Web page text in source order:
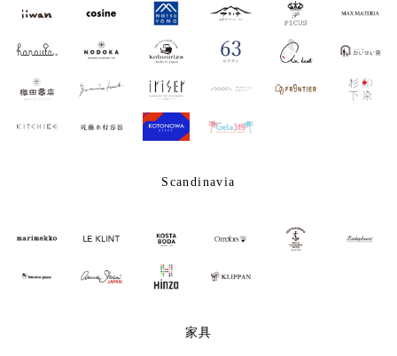
Scandinavia
家具